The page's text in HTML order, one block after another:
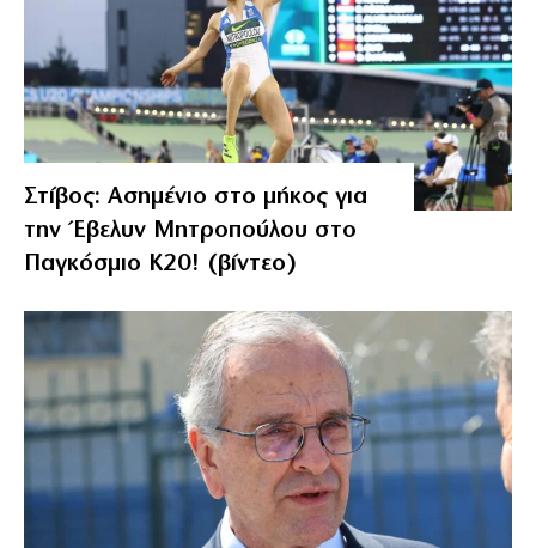
Στίβος: Ασημένιο στο μήκος για
την Έβελυν Μητροπούλου στο
Παγκόσμιο Κ20! (βίντεο)